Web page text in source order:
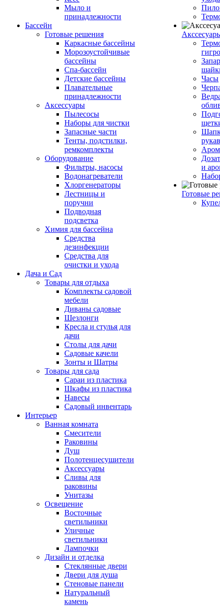
Мыло и
принадлежности
Бассейн
Готовые решения
Каркасные бассейны
Морозоустойчивые
бассейны
Спа-бассейн
Детские бассейны
Плавательные
принадлежности
Аксессуары
Пылесосы
Наборы для чистки
Запасные части
Тенты, подстилки,
ремкомплекты
Оборудование
Фильтры, насосы
Водонагреватели
Хлоргенераторы
Лестницы и
поручни
Подводная
подсветка
Химия для бассейна
Средства
дезинфекции
Средства для
очистки и ухода
Дача и Сад
Товары для отдыха
Комплекты садовой
мебели
Диваны садовые
Шезлонги
Кресла и стулья для
дачи
Столы для дачи
Садовые качели
Зонты и Шатры
Товары для сада
Сараи из пластика
Шкафы из пластика
Навесы
Садовый инвентарь
Интерьер
Ванная комната
Смесители
Раковины
Душ
Полотенцесушители
Аксессуары
Сливы для
раковины
Унитазы
Освещение
Восточные
светильники
Уличные
светильники
Лампочки
Дизайн и отделка
Стеклянные двери
Двери для душа
Стеновые панели
Натуральный
камень
Часы
и
Готовые